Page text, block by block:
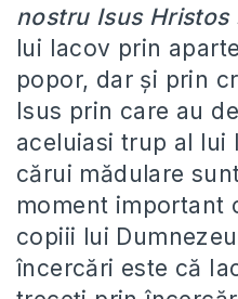
nostru Isus Hristos
lui Iacov prin
popor, dar și prin
Isus prin care au
aceluiasi trup al lui
cărui mădulare
moment important
copiii lui
încercări este că